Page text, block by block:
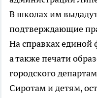
В школах им
подтверждающие
На справках единой
а также печати
городского
Сиротам и детям,